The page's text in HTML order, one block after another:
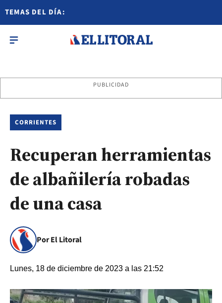
TEMAS DEL DÍA:
PUBLICIDAD
CORRIENTES
Recuperan herramientas
de albañilería robadas
de una casa
Por El Litoral
Lunes, 18 de diciembre de 2023 a las 21:52